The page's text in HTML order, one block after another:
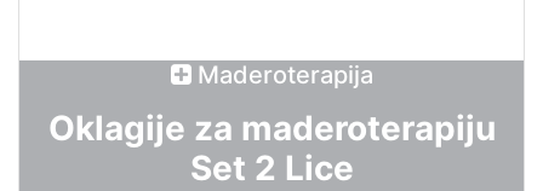
Maderoterapija
Oklagije za maderoterapiju
Set 2 Lice